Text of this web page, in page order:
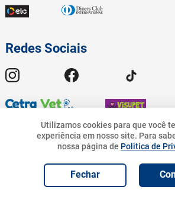
Utilizamos cookies para que você
experiência em nosso site. Para
nossa página de Politica de
Fechar
Adicionar ao Carrinho
Redes Sociais
© 2023 American Pet - Todos os Direitos
Geremario Dantas, 01413 - Freguesia